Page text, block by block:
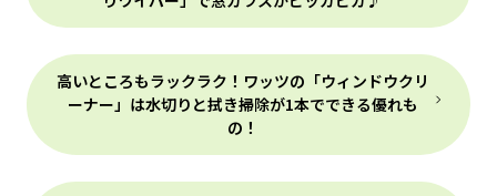
高いところもラックラク！ワッツの「ウィンドウクリ
ーナー」は水切りと拭き掃除が1本でできる優れも
の！